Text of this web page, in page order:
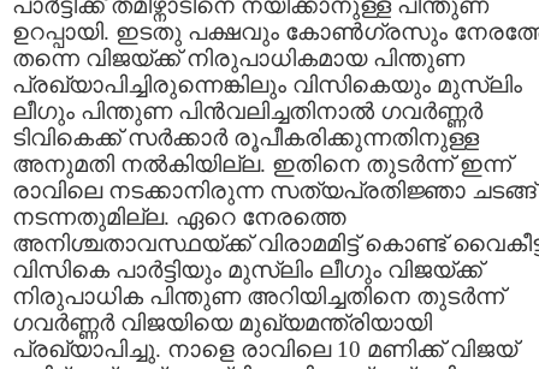
ഉറപ്പായി. ഇടതു പക്ഷവും കോണ്‍ഗ്രസും
തന്നെ വിജയ്ക്ക് നിരുപാധികമായ പിന്തുണ
പ്രഖ്യാപിച്ചിരുന്നെങ്കിലും വിസികെയും മുസ്ലിം
ലീഗും പിന്തുണ പിന്‍‌വലിച്ചതിനാല്‍ ഗവര്‍ണ്ണര്‍
ടിവികെക്ക് സര്‍ക്കാര്‍ രൂപീകരിക്കുന്നതിനുള്ള
അനുമതി നല്‍കിയില്ല. ഇതിനെ തുടര്‍ന്ന് ഇന്ന്
രാവിലെ നടക്കാനിരുന്ന സത്യപ്രതിജ്ഞാ ചടങ്ങ്
നടന്നതുമില്ല. ഏറെ നേരത്തെ
അനിശ്ചതാവസ്ഥയ്ക്ക് വിരാമമിട്ട് കൊണ്ട്
വിസികെ പാര്‍ട്ടിയും മുസ്ലിം ലീഗും വിജയ്ക്ക്
നിരുപാധിക പിന്തുണ അറിയിച്ചതിനെ തുടര്‍ന്ന്
ഗവര്‍ണ്ണര്‍ വിജയിയെ മുഖ്യമന്ത്രിയായി
പ്രഖ്യാപിച്ചു. നാളെ രാവിലെ 10 മണിക്ക് വിജയ്